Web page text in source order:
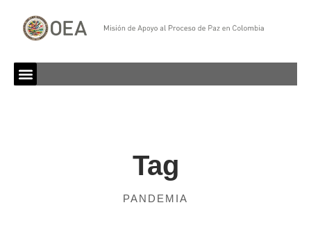
Tag
PANDEMIA